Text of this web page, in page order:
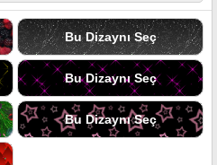
Bu Dizaynı Seç
Bu Dizaynı Seç
Bu Dizaynı Seç